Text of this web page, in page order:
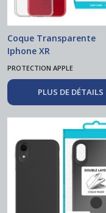
Coque Transparente
Iphone XR
PROTECTION APPLE
PLUS DE DÉTAILS